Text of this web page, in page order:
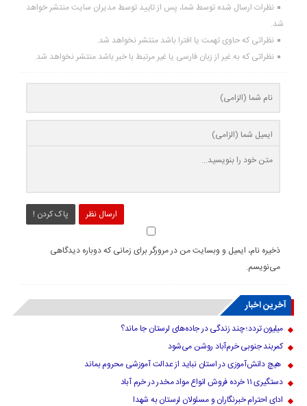
نظرات ارسال شده توسط شما، پس از تایید توسط مدیران سایت منتشر خواهد
شد.
نظراتی که حاوی تهمت یا افترا باشد منتشر نخواهد شد.
نظراتی که به غیر از زبان فارسی یا غیر مرتبط با خبر باشد منتشر نخواهد شد.
ارسال نظر پاک کردن !
ذخیره نام، ایمیل و وبسایت من در مرورگر برای زمانی که دوباره دیدگاهی
می‌نویسم.
آخرین اخبار
میلیون تردد؛ چند زندگی در جاده‌های لرستان جا ماند؟
کمربند جنوبی خرم‌‌آباد روشن می‌شود
هیچ دانش‌آموزی در استان نباید از عدالت آموزشی محروم بماند
دستگیری ۱۱ خرده فروش انواع مواد مخدر در خرم آباد
ادای احترام خبرنگاران و مسئولان لرستان به شهدا